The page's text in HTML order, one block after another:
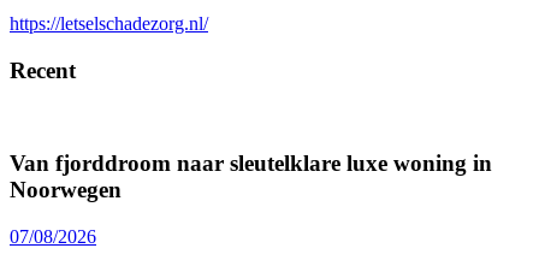
https://letselschadezorg.nl/
Recent
Van fjorddroom naar sleutelklare luxe woning in
Noorwegen
07/08/2026